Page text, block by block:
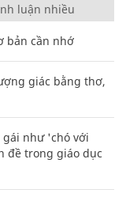
luận nhiều
bản cần nhớ
giác bằng thơ,
gái như 'chó với
đề trong giáo dục